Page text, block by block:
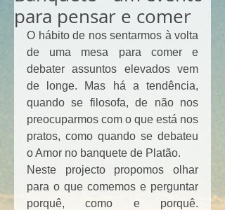
para pensar e comer
O hábito de nos sentarmos à volta
de uma mesa para comer e
debater assuntos elevados vem
de longe. Mas há a tendência,
quando se filosofa, de não nos
preocuparmos com o que está nos
pratos, como quando se debateu
o Amor no banquete de Platão.
Neste projecto propomos olhar
para o que comemos e perguntar
porquê, como e porquê.